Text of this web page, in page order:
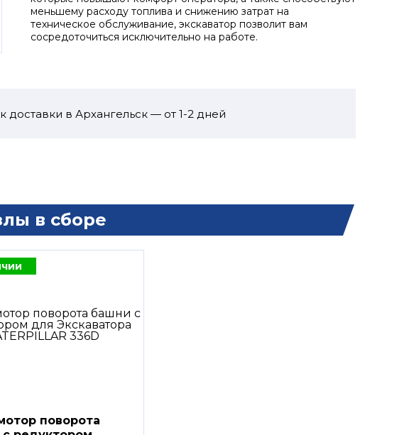
меньшему расходу топлива и снижению затрат на
техническое обслуживание, экскаватор позволит вам
сосредоточиться исключительно на работе.
доставки в Архангельск — от 1-2 дней
в сборе
поворота